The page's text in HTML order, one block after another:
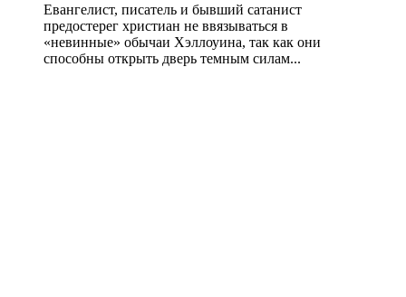
Евангелист, писатель и бывший сатанист
предостерег христиан не ввязываться в
«невинные» обычаи Хэллоуина, так как они
способны открыть дверь темным силам...